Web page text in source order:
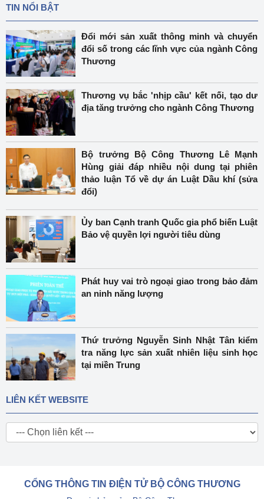
TIN NỔI BẬT
Đổi mới sản xuất thông minh và chuyển
đổi số trong các lĩnh vực của ngành Công
Thương
Thương vụ bắc 'nhịp cầu' kết nối, tạo dư
địa tăng trưởng cho ngành Công Thương
Bộ trưởng Bộ Công Thương Lê Mạnh
Hùng giải đáp nhiều nội dung tại phiên
thảo luận Tổ về dự án Luật Dầu khí (sửa
đổi)
Ủy ban Cạnh tranh Quốc gia phổ biến Luật
Bảo vệ quyền lợi người tiêu dùng
Phát huy vai trò ngoại giao trong bảo đảm
an ninh năng lượng
Thứ trưởng Nguyễn Sinh Nhật Tân kiểm
tra năng lực sản xuất nhiên liệu sinh học
tại miền Trung
LIÊN KẾT WEBSITE
CỔNG THÔNG TIN ĐIỆN TỬ BỘ CÔNG THƯƠNG